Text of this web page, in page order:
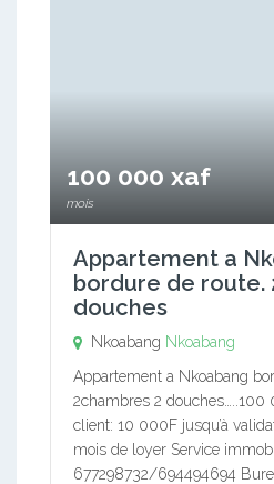
100 000 xaf
mois
Appartement a
bordure de route.
douches
Nkoabang Nkoabang
Appartement a Nkoabang
2chambres 2 douches…..100
client: 10 000F jusqu’à
mois de loyer Service
677298732/694494694